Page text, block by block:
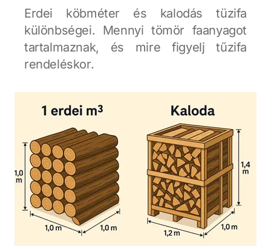
Erdei köbméter és kalodás tüzifa
különbségei. Mennyi tömör faanyagot
tartalmaznak, és mire figyelj tűzifa
rendeléskor.